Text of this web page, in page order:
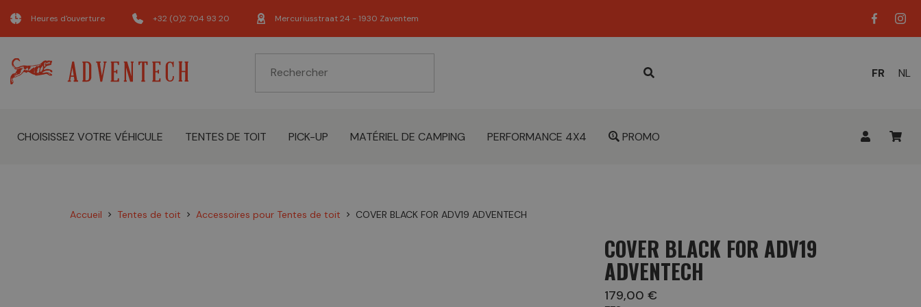
Heures d'ouverture +32 (0)2 704 93 20 Mercuriusstraat 24 - 1930 Zaventem
LANGUE
FR NL
CHOISISSEZ VOTRE VÉHICULE TENTES DE TOIT PICK-UP MATÉRIEL DE CAMPING PERFORMANCE 4X4 PROMO
Accueil chevron_right Tentes de toit chevron_right Accessoires pour Tentes de toit chevron_right COVER BLACK FOR ADV19 ADVENTECH
COVER BLACK FOR ADV19
ADVENTECH
179,00 €